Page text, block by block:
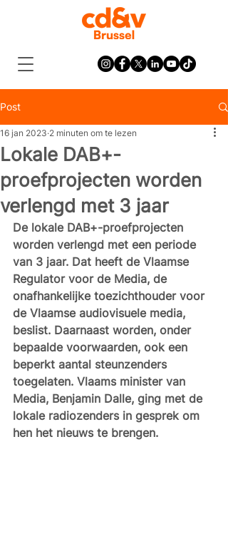
Post
Lokale DAB+-
proefprojecten worden
verlengd met 3 jaar
16 jan 2023 2 minuten om te lezen
De lokale DAB+-proefprojecten
worden verlengd met een periode
van 3 jaar. Dat heeft de Vlaamse
Regulator voor de Media, de
onafhankelijke toezichthouder voor
de Vlaamse audiovisuele media,
beslist. Daarnaast worden, onder
bepaalde voorwaarden, ook een
beperkt aantal steunzenders
toegelaten. Vlaams minister van
Media, Benjamin Dalle, ging met de
lokale radiozenders in gesprek om
hen het nieuws te brengen.